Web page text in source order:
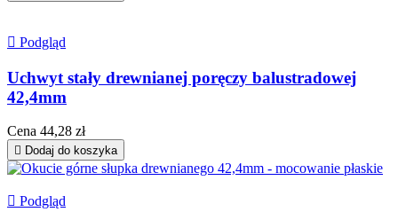
 Podgląd
Uchwyt stały drewnianej poręczy balustradowej
42,4mm
Cena 44,28 zł
 Dodaj do koszyka
 Podgląd